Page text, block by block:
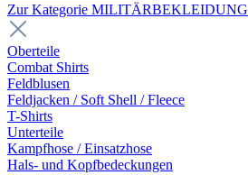
Zur Kategorie MILITÄRBEKLEIDUNG
Oberteile
Combat Shirts
Feldblusen
Feldjacken / Soft Shell / Fleece
T-Shirts
Unterteile
Kampfhose / Einsatzhose
Hals- und Kopfbedeckungen